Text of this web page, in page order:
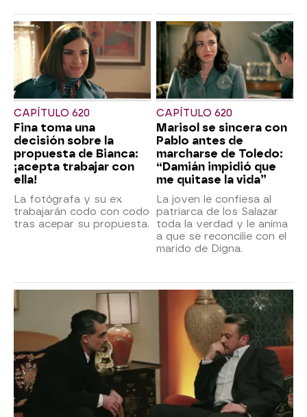
CAPÍTULO 620
Fina toma una
decisión sobre la
propuesta de Bianca:
¡acepta trabajar con
ella!
La fotógrafa y su ex
trabajarán codo con codo
tras acepar su propuesta.
CAPÍTULO 620
Marisol se sincera con
Pablo antes de
marcharse de Toledo:
“Damián impidió que
me quitase la vida”
La joven le confiesa al
patriarca de los Salazar
toda la verdad y le anima
a que se reconcilie con el
marido de Digna.